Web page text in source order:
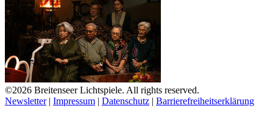
©2026 Breitenseer Lichtspiele. All rights reserved.
Newsletter| Impressum | Datenschutz | Barrierefreiheitserklärung